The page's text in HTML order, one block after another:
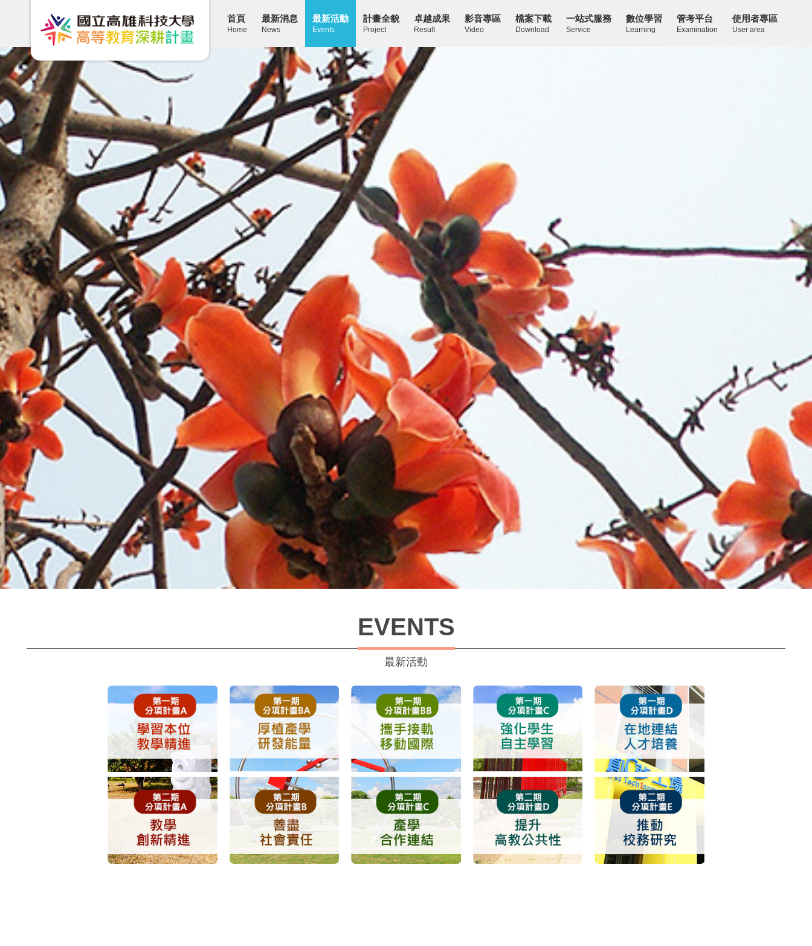
首頁
Home
最新消息
News
最新活動
Events
計畫全貌
Project
卓越成果
Result
影音專區
Video
檔案下載
Download
一站式服務
Service
數位學習
Learning
管考平台
Examination
使用者專區
User area
EVENTS
最新活動